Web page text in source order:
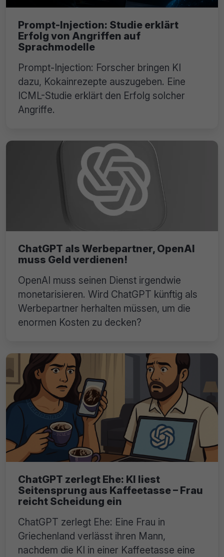
Prompt-Injection: Studie erklärt
Erfolg von Angriffen auf
Sprachmodelle
Prompt-Injection: Forscher bringen KI
dazu, Kokainrezepte auszugeben. Eine
ICML-Studie erklärt den Erfolg solcher
Angriffe.
ChatGPT als Werbepartner, OpenAI
muss Geld verdienen!
OpenAI muss seinen Dienst irgendwie
monetarisieren. Wird ChatGPT künftig als
Werbepartner herhalten müssen, um die
enormen Kosten zu decken?
ChatGPT zerlegt Ehe: KI liest
Seitensprung aus Kaffeetasse – Frau
reicht Scheidung ein
ChatGPT zerlegt Ehe: Eine Frau in
Griechenland verlässt ihren Mann,
nachdem die KI in einer Kaffeetasse eine